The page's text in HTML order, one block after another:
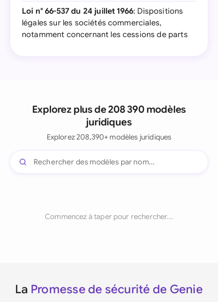
Loi n° 66-537 du 24 juillet 1966: Dispositions
légales sur les sociétés commerciales,
notamment concernant les cessions de parts
Explorez plus de 208 390 modèles
juridiques
Explorez 208,390+ modèles juridiques
Commencez à taper pour rechercher...
La Promesse de sécurité de Genie